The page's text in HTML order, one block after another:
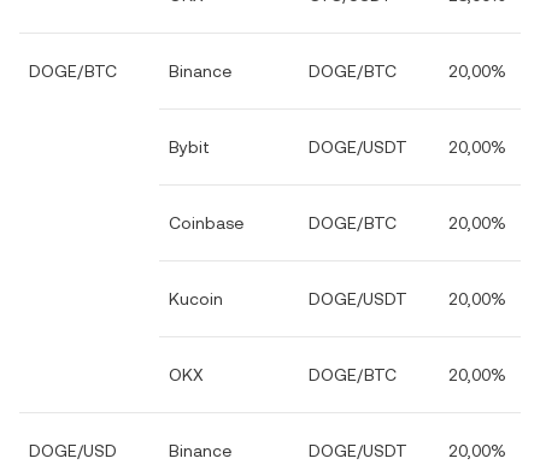
DOGE/BTC Binance DOGE/BTC 20,00%
Bybit DOGE/USDT 20,00%
Coinbase DOGE/BTC 20,00%
Kucoin DOGE/USDT 20,00%
OKX DOGE/BTC 20,00%
DOGE/USD Binance DOGE/USDT 20,00%